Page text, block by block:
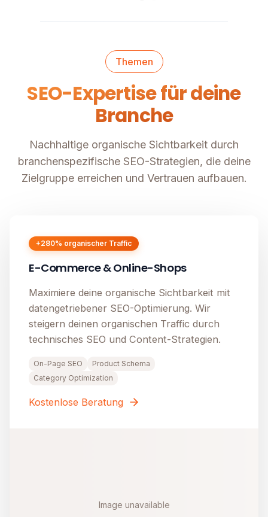
Themen
SEO-Expertise für deine
Branche
Nachhaltige organische Sichtbarkeit durch
branchenspezifische SEO-Strategien, die deine
Zielgruppe erreichen und Vertrauen aufbauen.
+280% organischer Traffic
E-Commerce & Online-Shops
Maximiere deine organische Sichtbarkeit mit
datengetriebener SEO-Optimierung. Wir
steigern deinen organischen Traffic durch
technisches SEO und Content-Strategien.
On-Page SEO
Product Schema
Category Optimization
Kostenlose Beratung
Image unavailable